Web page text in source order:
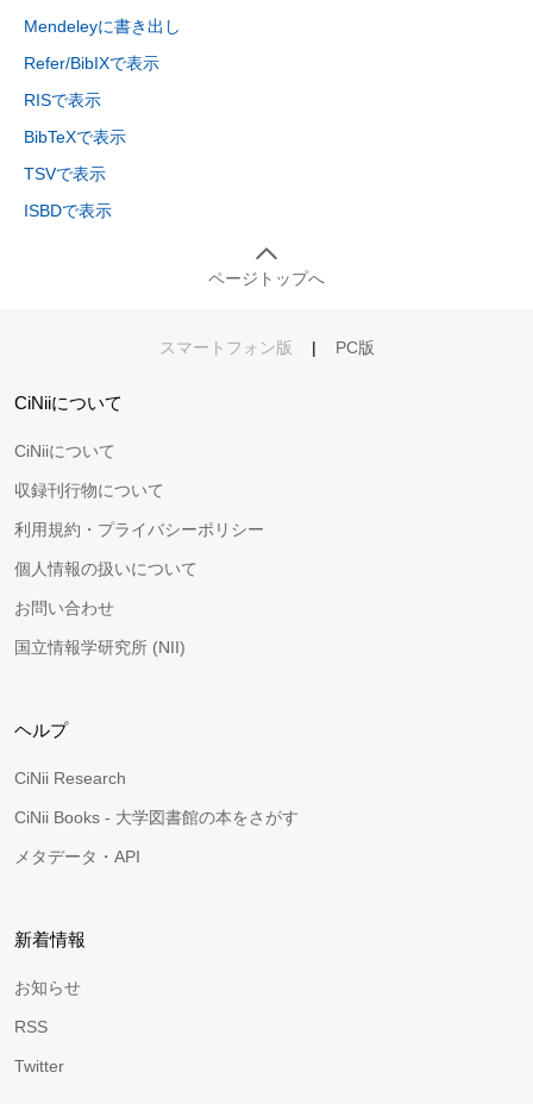
Mendeleyに書き出し
Refer/BibIXで表示
RISで表示
BibTeXで表示
TSVで表示
ISBDで表示
ページトップへ
スマートフォン版 | PC版
CiNiiについて
CiNiiについて
収録刊行物について
利用規約・プライバシーポリシー
個人情報の扱いについて
お問い合わせ
国立情報学研究所 (NII)
ヘルプ
CiNii Research
CiNii Books - 大学図書館の本をさがす
メタデータ・API
新着情報
お知らせ
RSS
Twitter